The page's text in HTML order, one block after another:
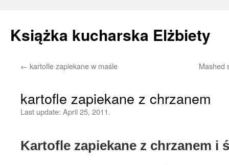
Książka kucharska Elżbiety
Skip
content
← kartofle zapiekane w maśle Mashed
kartofle zapiekane z chrzanem
Last update: April 25, 2011.
Kartofle zapiekane z chrzanem i